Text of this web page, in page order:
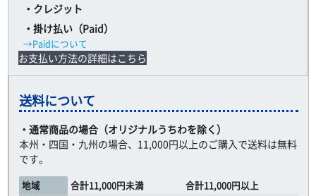
・クレジット
・掛け払い（Paid）
→Paidについて
お支払い方法の詳細はこちら
送料について
・通常商品の場合（オリジナルうちわを除く）
本州・四国・九州の場合、11,000円以上のご購入で送料は無料
です。
地域 合計11,000円未満
合計11,000円以上